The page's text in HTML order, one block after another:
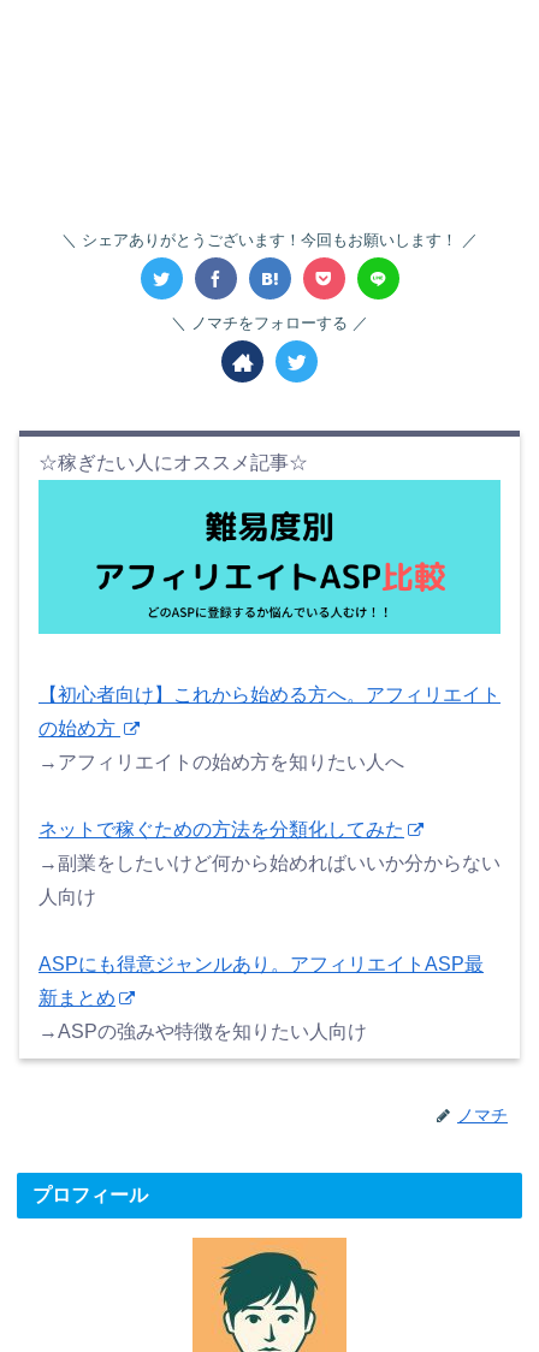
シェアありがとうございます！今回もお願いします！
ノマチをフォローする
☆稼ぎたい人にオススメ記事☆
【初心者向け】これから始める方へ。アフィリエイト
の始め方
→アフィリエイトの始め方を知りたい人へ
ネットで稼ぐための方法を分類化してみた
→副業をしたいけど何から始めればいいか分からない
人向け
ASPにも得意ジャンルあり。アフィリエイトASP最
新まとめ
→ASPの強みや特徴を知りたい人向け
ノマチ
プロフィール